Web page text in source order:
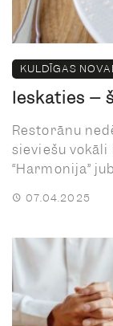
KULDĪGAS
Ieskaties –
Restorānu
sieviešu
“Harmonija”
07.04.2025